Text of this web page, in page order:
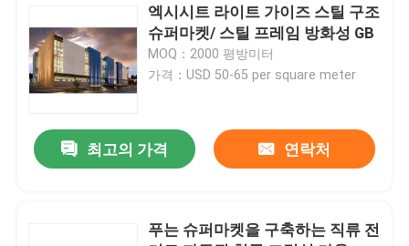
엑시시트 라이트 가이즈 스틸 구조
슈퍼마켓/ 스틸 프레임 방화성 GB
MOQ：2000 평방미터
가격：USD 50-65 per square meter
최고의 가격 연락처
푸는 슈퍼마켓을 구축하는 직류 전